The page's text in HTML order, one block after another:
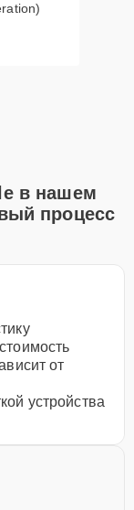
в нашем
процесс
от
устройства